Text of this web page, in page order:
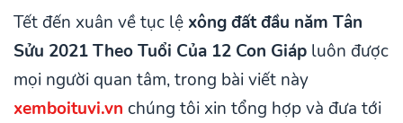
Tết đến xuân về tục lệ xông đất đầu năm Tân
Sửu 2021 Theo Tuổi Của 12 Con Giáp luôn được
mọi người quan tâm, trong bài viết này
xemboituvi.vn chúng tôi xin tổng hợp và đưa tới